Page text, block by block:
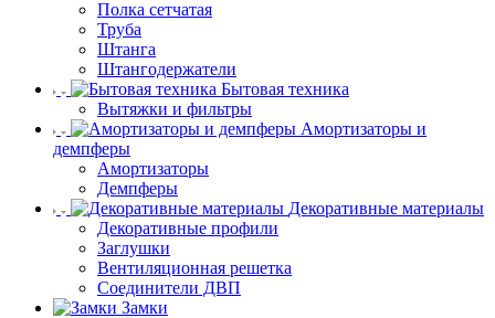
Полка сетчатая
Труба
Штанга
Штангодержатели
Бытовая техника
Вытяжки и фильтры
Амортизаторы и
демпферы
Амортизаторы
Демпферы
Декоративные материалы
Декоративные профили
Заглушки
Вентиляционная решетка
Соединители ДВП
Замки